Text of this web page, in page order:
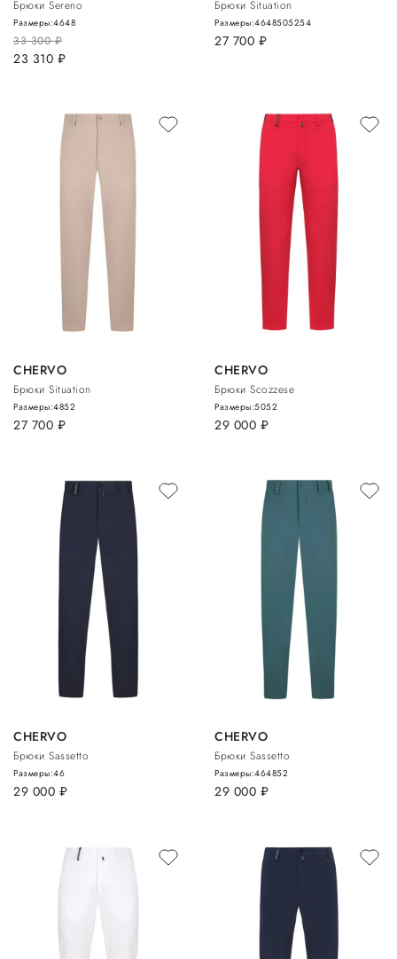
Брюки Sereno
33 300руб.
23 310 руб.
Размеры:4648
Брюки Situation
27 700 руб.
Размеры:4648505254
CHERVO
Брюки Situation
27 700 руб.
Размеры:4852
CHERVO
Брюки Scozzese
29 000 руб.
Размеры:5052
CHERVO
Брюки Sassetto
29 000 руб.
Размеры:46
CHERVO
Брюки Sassetto
29 000 руб.
Размеры:464852